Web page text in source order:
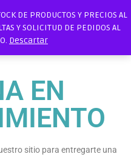
DE PRODUCTOS Y PRECIOS AL
Y SOLICITUD DE PEDIDOS AL
Descartar
EN
sitio para entregarte una